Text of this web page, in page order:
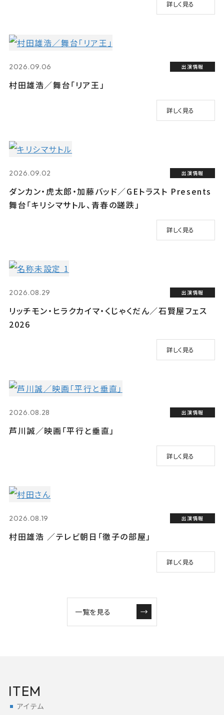
詳しく見る
2026.09.06 出演情報
村田雄浩／舞台「リア王」
詳しく見る
2026.09.02 出演情報
ダンカン・虎太郎・加藤バッド／GEトラスト Presents
舞台「キリシマサトル、青春の蹉跌」
詳しく見る
2026.08.29 出演情報
リッチモン・ヒラクカイマ・くじゃくだん／石賢屋フェス
2026
詳しく見る
2026.08.28 出演情報
芦川誠／映画「平行と垂直」
詳しく見る
2026.08.19 出演情報
村田雄浩 ／テレビ朝日「徹子の部屋」
詳しく見る
一覧を見る
ITEM
アイテム